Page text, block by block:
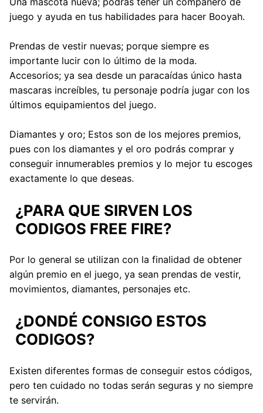
juego y ayuda en tus habilidades para hacer Booyah.
Prendas de vestir nuevas; porque siempre es
importante lucir con lo último de la moda.
Accesorios; ya sea desde un paracaídas único hasta
mascaras increíbles, tu personaje podría jugar con los
últimos equipamientos del juego.
Diamantes y oro; Estos son de los mejores premios,
pues con los diamantes y el oro podrás comprar y
conseguir innumerables premios y lo mejor tu escoges
exactamente lo que deseas.
¿PARA QUE SIRVEN LOS
CODIGOS FREE FIRE?
Por lo general se utilizan con la finalidad de obtener
algún premio en el juego, ya sean prendas de vestir,
movimientos, diamantes, personajes etc.
¿DONDÉ CONSIGO ESTOS
CODIGOS?
Existen diferentes formas de conseguir estos códigos,
pero ten cuidado no todas serán seguras y no siempre
te servirán.